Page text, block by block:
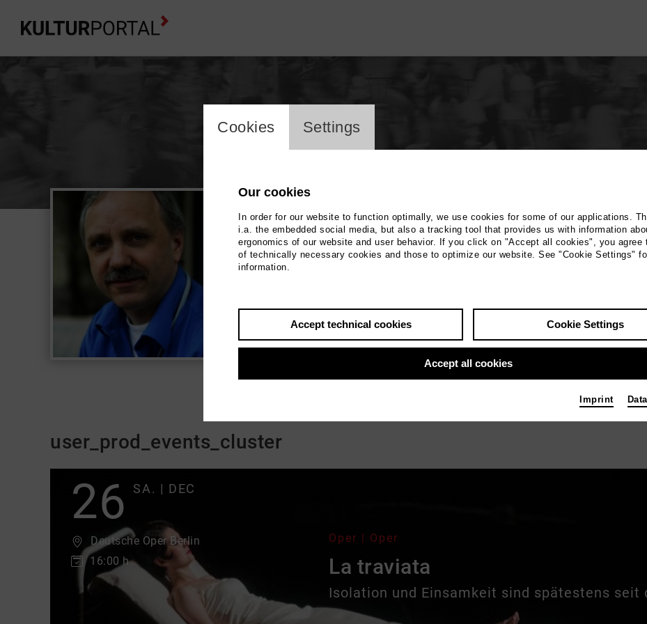
Ulrich Niepel
Music, Theatre
user_prod_events_cluster
26 SA. | DEC
Deutsche Oper Berlin
16:00 h
Oper | Oper
La traviata
Isolation und Einsamkeit sind spätestens seit
kollektiven Erfahrungswelt geworden.
cookie_layer
Cookies Settings
Our cookies
In order for our website to function optimally, we use cookies for some of our applications.
i.a. the embedded social media, but also a tracking tool that provides us with information
ergonomics of our website and user behavior. If you click on "Accept all cookies", you agree
of technically necessary cookies and those to optimize our website. See "Cookie Settings"
information.
Accept technical cookies Cookie Settings
Accept all cookies
Imprint